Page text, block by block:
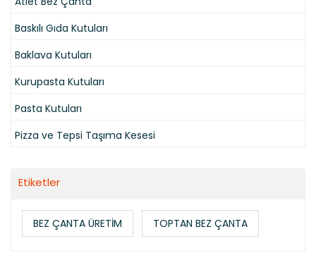
Baskılı Gıda Kutuları
Baklava Kutuları
Kurupasta Kutuları
Pasta Kutuları
Pizza ve Tepsi Taşıma Kesesi
Etiketler
BEZ ÇANTA ÜRETİM TOPTAN BEZ ÇANTA